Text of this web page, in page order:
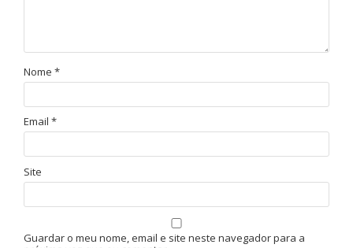
Nome *
Email *
Site
Guardar o meu nome, email e site neste navegador para a